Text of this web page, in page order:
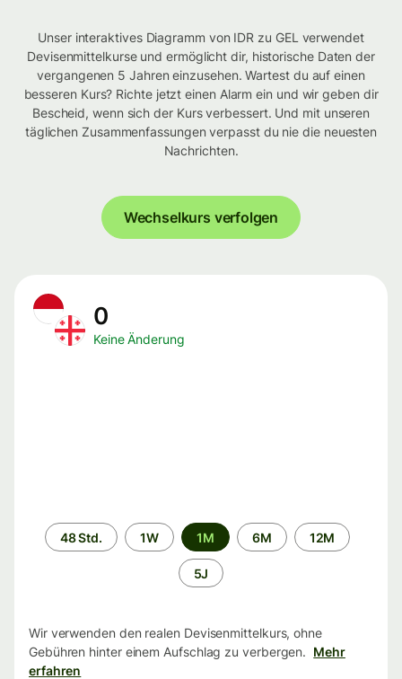
Unser interaktives Diagramm von IDR zu GEL verwendet
Devisenmittelkurse und ermöglicht dir, historische Daten der
vergangenen 5 Jahren einzusehen. Wartest du auf einen
besseren Kurs? Richte jetzt einen Alarm ein und wir geben dir
Bescheid, wenn sich der Kurs verbessert. Und mit unseren
täglichen Zusammenfassungen verpasst du nie die neuesten
Nachrichten.
Wechselkurs verfolgen
0
Keine Änderung
Zeitraum
48 Std. 1W 1M 6M 12M
5J
Wir verwenden den realen Devisenmittelkurs, ohne
Gebühren hinter einem Aufschlag zu verbergen. Mehr
erfahren